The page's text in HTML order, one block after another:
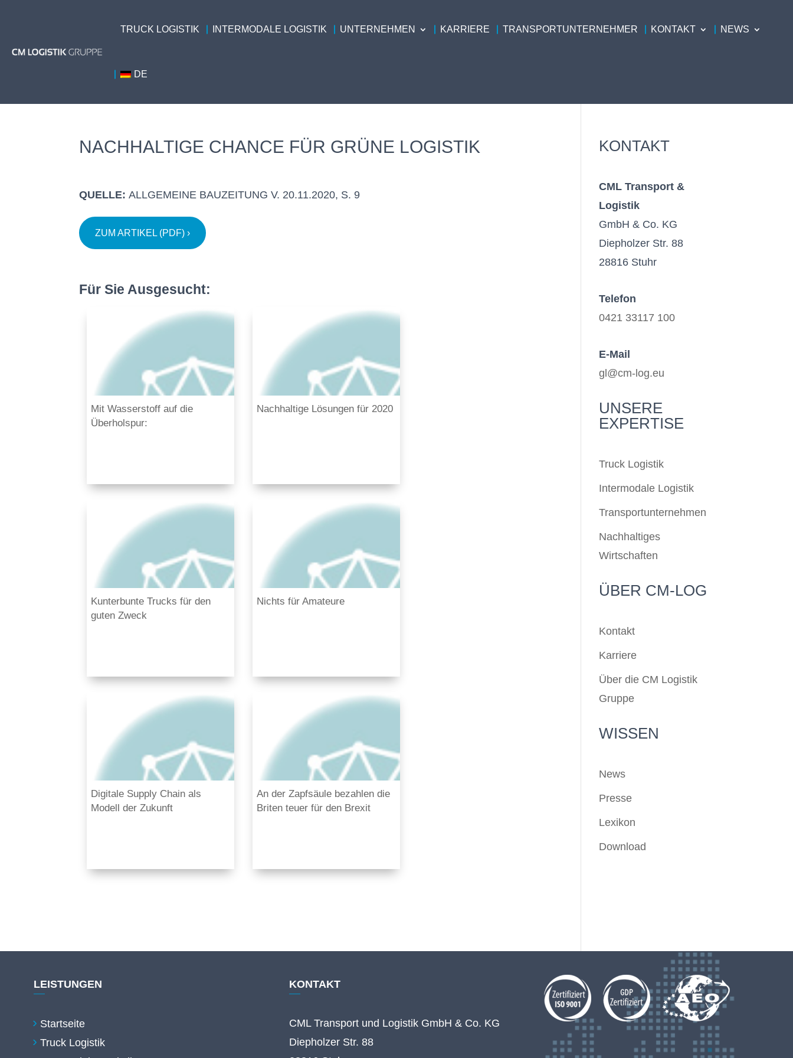
TRUCK LOGISTIK INTERMODALE LOGISTIK UNTERNEHMEN KARRIERE TRANSPORTUNTERNEHMER KONTAKT NEWS
DE
NACHHALTIGE CHANCE FÜR GRÜNE LOGISTIK
QUELLE: ALLGEMEINE BAUZEITUNG V. 20.11.2020, S. 9
ZUM ARTIKEL (PDF) ›
Für Sie Ausgesucht:
Mit Wasserstoff auf die
Überholspur:
Nachhaltige Lösungen für 2020
Kunterbunte Trucks für den
guten Zweck
Nichts für Amateure
Digitale Supply Chain als
Modell der Zukunft
An der Zapfsäule bezahlen die
Briten teuer für den Brexit
KONTAKT
CML Transport &
Logistik
GmbH & Co. KG
Diepholzer Str. 88
28816 Stuhr
Telefon
0421 33117 100
E-Mail
gl@cm-log.eu
UNSERE
EXPERTISE
Truck Logistik
Intermodale Logistik
Transportunternehmen
Nachhaltiges
Wirtschaften
ÜBER CM-LOG
Kontakt
Karriere
Über die CM Logistik
Gruppe
WISSEN
News
Presse
Lexikon
Download
LEISTUNGEN
Startseite
Truck Logistik
KONTAKT
CML Transport und Logistik GmbH & Co. KG
Diepholzer Str. 88